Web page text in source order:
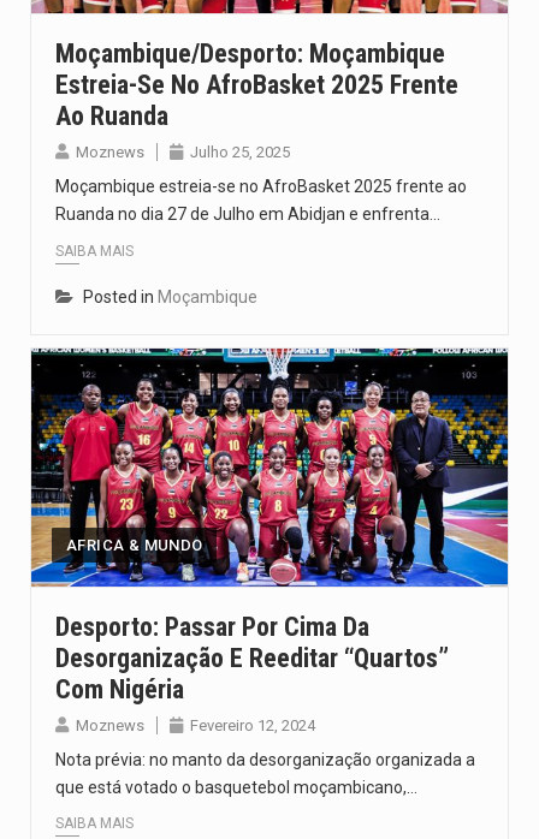
Moçambique/Desporto: Moçambique
Estreia-Se No AfroBasket 2025 Frente
Ao Ruanda
Moznews Julho 25, 2025
Moçambique estreia-se no AfroBasket 2025 frente ao
Ruanda no dia 27 de Julho em Abidjan e enfrenta…
SAIBA MAIS
Posted in Moçambique
AFRICA & MUNDO
Desporto: Passar Por Cima Da
Desorganização E Reeditar “quartos”
Com Nigéria
Moznews Fevereiro 12, 2024
Nota prévia: no manto da desorganização organizada a
que está votado o basquetebol moçambicano,…
SAIBA MAIS